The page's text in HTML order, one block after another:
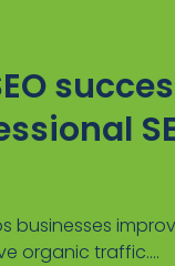
businesses
organic traffic....